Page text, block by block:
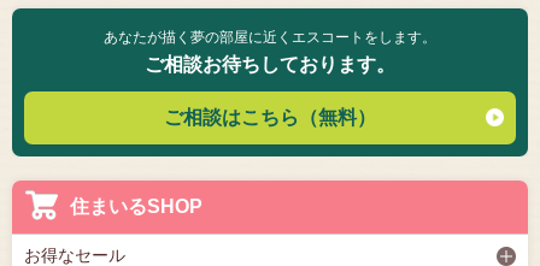
あなたが描く夢の部屋に近くエスコートをします。
ご相談お待ちしております。
ご相談はこちら（無料）
住まいるSHOP
お得なセール